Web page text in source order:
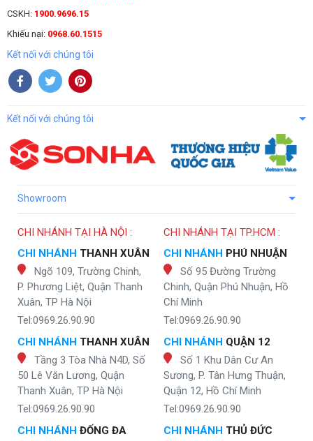
CSKH: 1900.9696.15
Khiếu nại: 0968.60.1515
Kết nối với chúng tôi
Kết nối với chúng tôi
Showroom
CHI NHÁNH TẠI HÀ NỘI :
CHI NHÁNH THANH XUÂN
Ngõ 109, Trường Chinh,
P. Phương Liệt, Quận Thanh
Xuân, TP Hà Nội
Tel:0969.26.90.90
CHI NHÁNH THANH XUÂN
Tầng 3 Tòa Nhà N4D, Số
50 Lê Văn Lương, Quận
Thanh Xuân, TP Hà Nội
Tel:0969.26.90.90
CHI NHÁNH ĐỐNG ĐA
CHI NHÁNH TẠI TP.HCM :
CHI NHÁNH PHÚ NHUẬN
Số 95 Đường Trường
Chinh, Quận Phú Nhuận, Hồ
Chí Minh
Tel:0969.26.90.90
CHI NHÁNH QUẬN 12
Số 1 Khu Dân Cư An
Sương, P. Tân Hưng Thuận,
Quận 12, Hồ Chí Minh
Tel:0969.26.90.90
CHI NHÁNH THỦ ĐỨC